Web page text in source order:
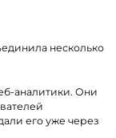
несколько
аналитики. Они
его уже через